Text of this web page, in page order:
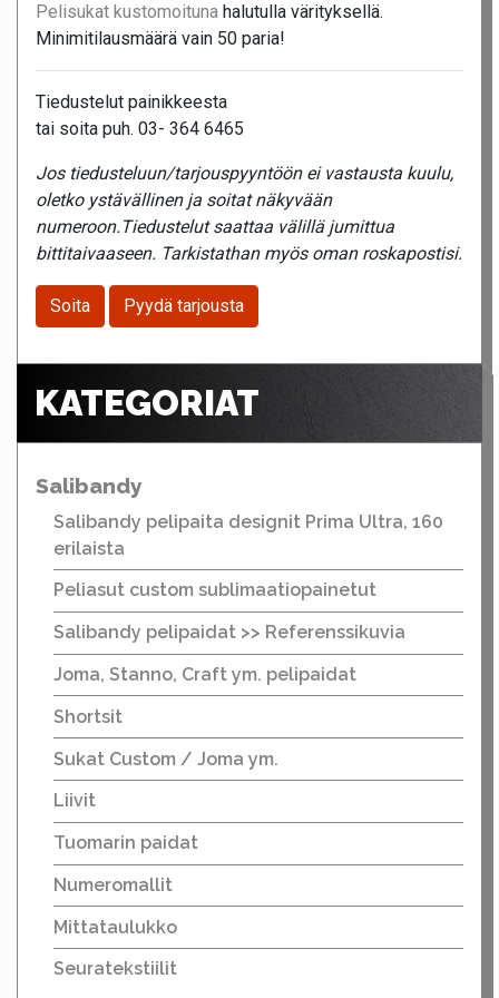
Pelisukat kustomoituna halutulla värityksellä.
Minimitilausmäärä vain 50 paria!
Tiedustelut painikkeesta
tai soita puh. 03- 364 6465
Jos tiedusteluun/tarjouspyyntöön ei vastausta kuulu,
oletko ystävällinen ja soitat näkyvään
numeroon.Tiedustelut saattaa välillä jumittua
bittitaivaaseen. Tarkistathan myös oman roskapostisi.
Soita Pyydä tarjousta
KATEGORIAT
Salibandy
Salibandy pelipaita designit Prima Ultra, 160
erilaista
Peliasut custom sublimaatiopainetut
Salibandy pelipaidat >> Referenssikuvia
Joma, Stanno, Craft ym. pelipaidat
Shortsit
Sukat Custom / Joma ym.
Liivit
Tuomarin paidat
Numeromallit
Mittataulukko
Seuratekstiilit